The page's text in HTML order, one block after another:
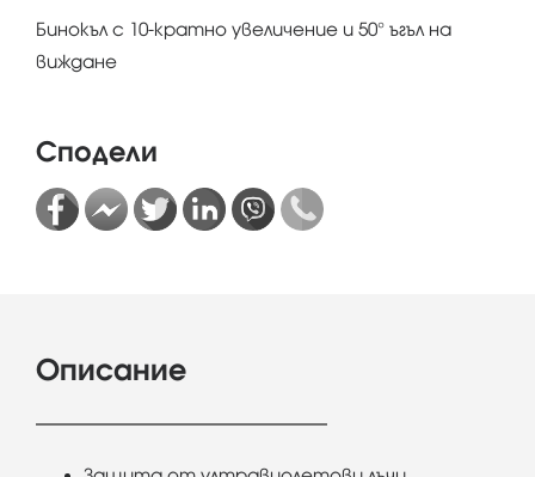
Бинокъл с 10-кратно увеличение и 50° ъгъл на
виждане
Сподели
Описание